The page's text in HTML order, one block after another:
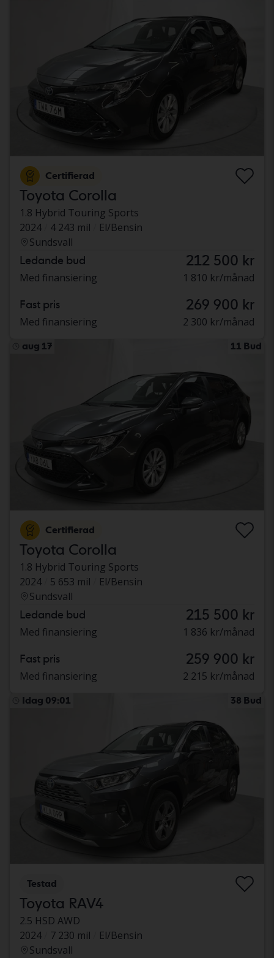
Certifierad
Toyota Corolla
1.8 Hybrid Touring Sports
2024
4 243 mil
El/Bensin
Sundsvall
Ledande bud 212 500 kr
Med finansiering 1 810 kr/månad
Fast pris 269 900 kr
Med finansiering 2 300 kr/månad
aug 17 11 Bud
Certifierad
Toyota Corolla
1.8 Hybrid Touring Sports
2024
5 653 mil
El/Bensin
Sundsvall
Ledande bud 215 500 kr
Med finansiering 1 836 kr/månad
Fast pris 259 900 kr
Med finansiering 2 215 kr/månad
Idag 09:01 38 Bud
Testad
Toyota RAV4
2.5 HSD AWD
2024
7 230 mil
El/Bensin
Sundsvall